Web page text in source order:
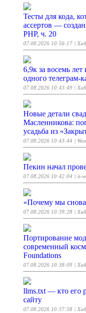
Тесты для кода,
ассертов —
PHP, ч. 20
07.08.2026 10:56:17 |
6,9к за восемь
одного телеграм-
07.08.2026 10:43:49 |
Новые детали
Масленникова:
усадьба из
07.08.2026 10:43:44 |
Пекин начал
07.08.2026 10:42:04 | it-
«Почему мы снова
07.08.2026 10:39:28 |
Портирование
современный
Foundations
07.08.2026 10:38:09 |
llms.txt — кто его
сайту
07.08.2026 10:37:58 |